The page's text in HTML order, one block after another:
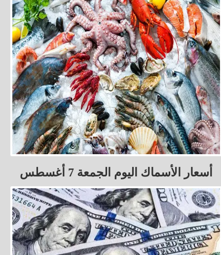
أسعار الأسماك اليوم الجمعة 7 أغسطس